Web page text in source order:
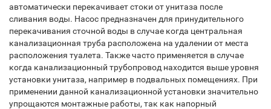
автоматически перекачивает стоки от унитаза после
сливания воды. Насос предназначен для принудительного
перекачивания сточной воды в случае когда центральная
канализационная труба расположена на удалении от места
расположения туалета. Также часто применяется в случае
когда канализационный трубопровод находится выше уровня
установки унитаза, например в подвальных помещениях. При
применении данной канализационной установки значительно
упрощаются монтажные работы, так как напорный